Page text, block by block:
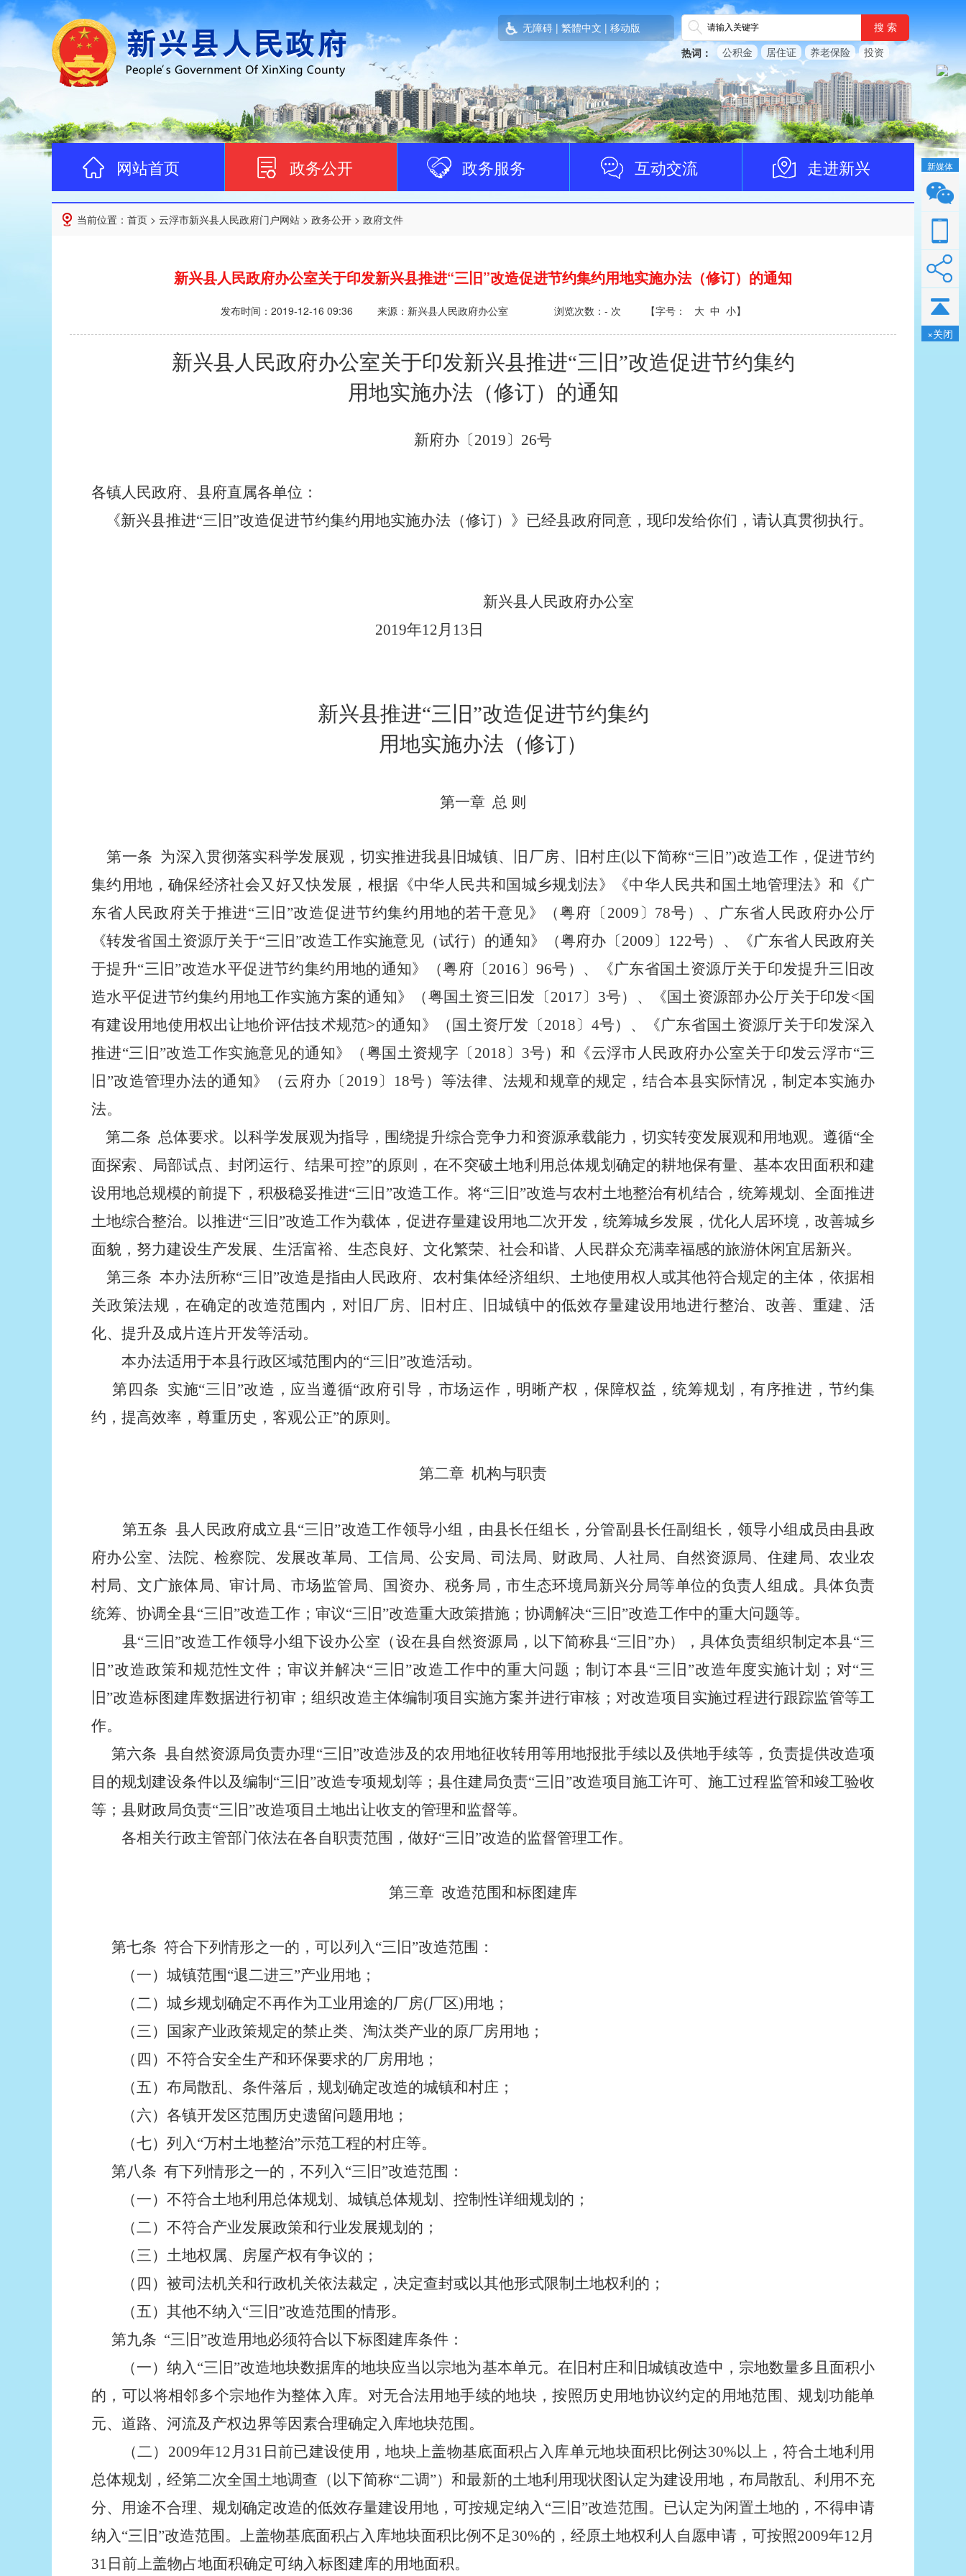
无障碍 | 繁體中文 | 移动版 搜 索
热词： 公积金 居住证 养老保险 投资
网站首页 政务公开 政务服务 互动交流 走进新兴
当前位置： 首页 > 云浮市新兴县人民政府门户网站 > 政务公开 > 政府文件
新兴县人民政府办公室关于印发新兴县推进“三旧”改造促进节约集约用地实施办法（修订）的通知
发布时间： 2019-12-16 09:36 来源：新兴县人民政府办公室 浏览次数： - 次 【字号： 大 中 小】
新兴县人民政府办公室关于印发新兴县推进“三旧”改造促进节约集约
用地实施办法 （修订）的通知
新府办〔2019〕 26号
各镇人民政府、县府直属各单位：
《新兴县推进“三旧”改造促进节约集约用地实施办法（修订）》已经县政府同意，现印发给你们，请认真贯彻执行。
新兴县人民政府办公室
2019年12月13日
新兴县推进“三旧”改造促进节约集约
用地实施办法（修订）
第一章 总 则
第一条 为深入贯彻落实科学发展观，切实推进我县旧城镇、旧厂房、旧村庄(以下简称“三旧”)改造工作，促进节约
集约用地，确保经济社会又好又快发展，根据《中华人民共和国城乡规划法》《中华人民共和国土地管理法》和《广
东省人民政府关于推进“三旧”改造促进节约集约用地的若干意见》（粤府〔2009〕78号）、 广东省人民政府办公厅
《转发省国土资源厅关于“三旧”改造工作实施意见（试行）的通知》（粤府办〔2009〕122号）、《广东省人民政府关
于提升“三旧”改造水平促进节约集约用地的通知》（粤府〔2016〕96号）、《广东省国土资源厅关于印发提升三旧改
造水平促进节约集约用地工作实施方案的通知》（粤国土资三旧发〔2017〕3号）、 《国土资源部办公厅关于印发<国
有建设用地使用权出让地价评估技术规范>的通知》
（国土资厅发〔2018〕4号）、《广东省国土资源厅关于印发深入
推进“三旧”改造工作实施意 见的通知》（粤国土资规字〔2018〕3号） 和《云浮市人民政府办公室关于印发云浮市“三
旧”改造管理办法的通知》（云府办〔2019〕18号） 等法律、法规和规章的规定，结合本县实际情况，制定本实施办
法。
第二条 总体要求。以科学发展观为指导，围绕提升综合竞争力和资源承载能力，切实转变发展观和用地观。遵循“全
面探索、局部试点、封闭运行、结果可控”的原则，在不突破土地利用总体规划确定的耕地保有量、基本农田面积和建
设用地总规模的前提下，积极稳妥推进“三旧”改造工作。将“三旧”改造与农村土地整治有机结合，统筹规划、全面推进
土地综合整治。以推进“三旧”改造工作为载体，促进存量建设用地二次开发，统筹城乡发展，优化人居环境，改善城乡
面貌，努力建设生产发展、生活富裕、生态良好、文化繁荣、社会和谐、人民群众充满幸福感的旅游休闲宜居新兴。
第三条 本办法所称“三旧”改造是指由人民政府、农村集体经济组织、土地使用权人或其他符合规定的主体，依据相
关政策法规，在确定的改造范围内，对旧厂房、旧村庄、旧城镇中的低效存量建设用地进行整治、改善、重建、活
化、提升及成片连片开发等活动。
本办法适用于本县行政区域范围内的“三旧”改造活动。
第四条 实施“三旧”改造，应当遵循“政府引导，市场运作，明晰产权，保障权益，统筹规划，有序推进，节约集
约，提高效率，尊重历史，客观公正”的原则。
第二章 机构与职责
第五条 县人民政府成立县“三旧”改造工作领导小组，由县长任组长，分管副县长任副组长，领导小组成员由县政
府办公室、 法院、检察院、发展改革局、 工信局、公安局、司法局、财政局、人社局、 自然资源局、 住建局、农业农
村局、文广旅体局、审计局、 市场监管局、国资办、税务局，市生态环境局新兴分局等单位的负责人组成。具体负责
统筹、协调全县“三旧”改造工作；审议“三旧”改造重大政策措施；协调解决“三旧”改造工作中的重大问题等。
县“三旧”改造工作领导小组下设办公室（设在县自然资源局 ，以下简称县“三旧”办），具体负责组织制定本县“三
旧”改造政策和规范性文件；审议并解决“三旧”改造工作中的重大问题；制订本县“三旧”改造年度实施计划；对“三
旧”改造标图建库数据进行初审；组织改造主体编制项目实施方案并进行审核；对改造项目实施过程进行跟踪监管等工
作。
第六条 县自然资源局负责办理“三旧”改造涉及的农用地征收转用等用地报批手续以及供地手续等 ，负责提供改造项
目的规划建设条件以及编制“三旧”改造专项规划等； 县住建局负责“三旧”改造项目施工许可、施工过程监管和竣工验收
等；县财政局负责“三旧”改造项目土地出让收支的管理和监督等。
各相关行政主管部门依法在各自职责范围，做好“三旧”改造的监督管理工作。
第三章 改造范围和标图建库
第七条 符合下列情形之一的，可以列入“三旧”改造范围：
（一）城镇范围“退二进三”产业用地；
（二）城乡规划确定不再作为工业用途的厂房(厂区)用地；
（三）国家产业政策规定的禁止类、淘汰类产业的原厂房用地；
（四）不符合安全生产和环保要求的厂房用地；
（五）布局散乱、条件落后，规划确定改造的城镇和村庄；
（六）各镇开发区范围历史遗留问题用地；
（七）列入“万村土地整治”示范工程的村庄等。
第八条 有下列情形之一的，不列入“三旧”改造范围：
（一）不符合土地利用总体规划、城镇总体规划、控制性详细规划的；
（二）不符合产业发展政策和行业发展规划的；
（三）土地权属、房屋产权有争议的；
（四）被司法机关和行政机关依法裁定，决定查封或以其他形式限制土地权利的；
（五）其他不纳入“三旧”改造范围的情形。
第九条 “三旧”改造用地必须符合以下标图建库条件：
（一）纳入“三旧”改造地块数据库的地块应当以宗地为基本单元。在旧村庄和旧城镇改造中，宗地数量多且面积小
的，可以将相邻多个宗地作为整体入库。对无合法用地手续的地块，按照历史用地协议约定的用地范围、规划功能单
元、道路、河流及产权边界等因素合理确定入库地块范围。
（二）2009年12月31日前已建设使用，地块上盖物基底面积占入库单元地块面积比例达30%以上，符合土地利用
总体规划，经第二次全国土地调查（以下简称“二调”）和最新的土地利用现状图认定为建设用地，布局散乱、利用不充
分、用途不合理、规划确定改造的低效存量建设用地，可按规定纳入“三旧”改造范围。已认定为闲置土地的，不得申请
纳入“三旧”改造范围。上盖物基底面积占入库地块面积比例不足30%的，经原土地权利人自愿申请，可按照2009年12月
31日前上盖物占地面积确定可纳入标图建库的用地面积。
新媒体
×关闭